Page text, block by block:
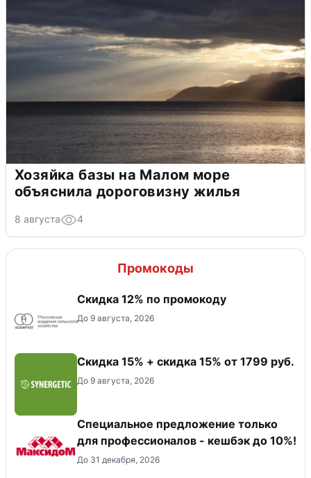
Хозяйка базы на Малом море
объяснила дороговизну жилья
8 августа 4
Промокоды
Скидка 12% по промокоду
До 9 августа, 2026
Скидка 15% + скидка 15% от 1799 руб.
До 9 августа, 2026
Специальное предложение только
для профессионалов - кешбэк до 10%!
До 31 декабря, 2026